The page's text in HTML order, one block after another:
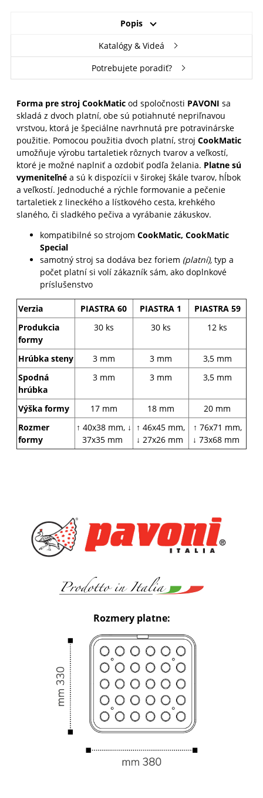
Popis
Katalógy & Videá
Potrebujete poradiť?
Forma pre stroj CookMaticod spoločnosti PAVONI sa
skladá z dvoch platní, obe sú potiahnuté nepriľnavou
vrstvou, ktorá je špeciálne navrhnutá pre potravinárske
použitie. Pomocou použitia dvoch platní, stroj CookMatic
umožňuje výrobu tartaletiek rôznych tvarov a veľkostí,
ktoré je možné naplniť a ozdobiť podľa želania. Platne sú
vymeniteľnéa sú k dispozícii v širokej škále tvarov, hĺbok
a veľkostí. Jednoduché a rýchle formovanie a pečenie
tartaletiek z lineckého a lístkového cesta, krehkého
slaného, či sladkého pečiva a vyrábanie zákuskov.
kompatibilné so strojom CookMatic, CookMatic
Special
samotný stroj sa dodáva bez foriem (platní),typ a
počet platní si volí zákazník sám, ako doplnkové
príslušenstvo
Verzia PIASTRA 60 PIASTRA 1
PIASTRA 59
Produkcia
formy
30 ks 30 ks 12 ks
Hrúbka steny 3 mm 3 mm
3,5 mm
Spodná
hrúbka
3 mm 3 mm 3,5 mm
Výška formy 17 mm 18 mm
20 mm
Rozmer
formy
↑ 40x38 mm, ↓
37x35 mm
↑ 46x45 mm,
↓ 27x26 mm
↑ 76x71 mm,
↓ 73x68 mm
Rozmery platne: